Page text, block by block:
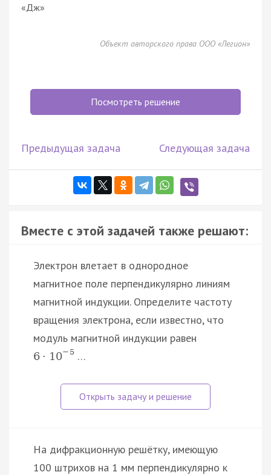
«Дж»
Объект авторского права ООО «Легион»
Посмотреть решение
Предыдущая задача Следующая задача
Вместе с этой задачей также решают:
Электрон влетает в однородное
магнитное поле перпендикулярно линиям
магнитной индукции. Определите частоту
вращения электрона, если известно, что
модуль магнитной индукции равен
6 · 10− 5…
На дифракционную решётку, имеющую
100 штрихов на 1 мм перпендикулярно к